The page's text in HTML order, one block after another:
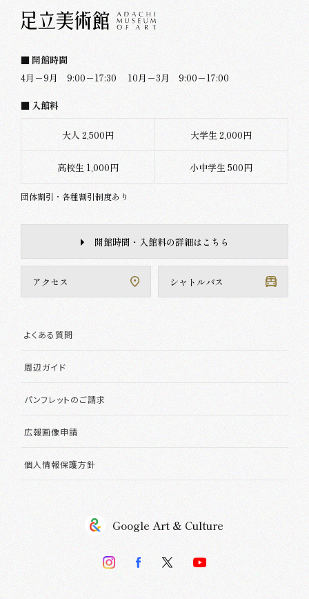
■ 開館時間
4月－9月 9:00－17:30
10月－3月 9:00－17:00
■ 入館料
大人 2,500円 大学生 2,000円
高校生 1,000円 小中学生 500円
団体割引・各種割引制度あり
開館時間・入館料の詳細はこちら
Google Art & Culture
よくある質問
周辺ガイド
パンフレットのご請求
広報画像申請
個人情報保護方針
アクセス シャトルバス